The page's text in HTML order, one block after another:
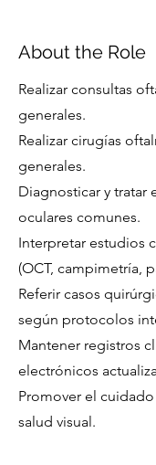
About the Role
Realizar consultas
generales.
Realizar cirugías
generales.
Diagnosticar y tratar
oculares comunes.
Interpretar estudios
(OCT, campimetría,
Referir casos
según protocolos
Mantener registros
electrónicos
Promover el
salud visual.